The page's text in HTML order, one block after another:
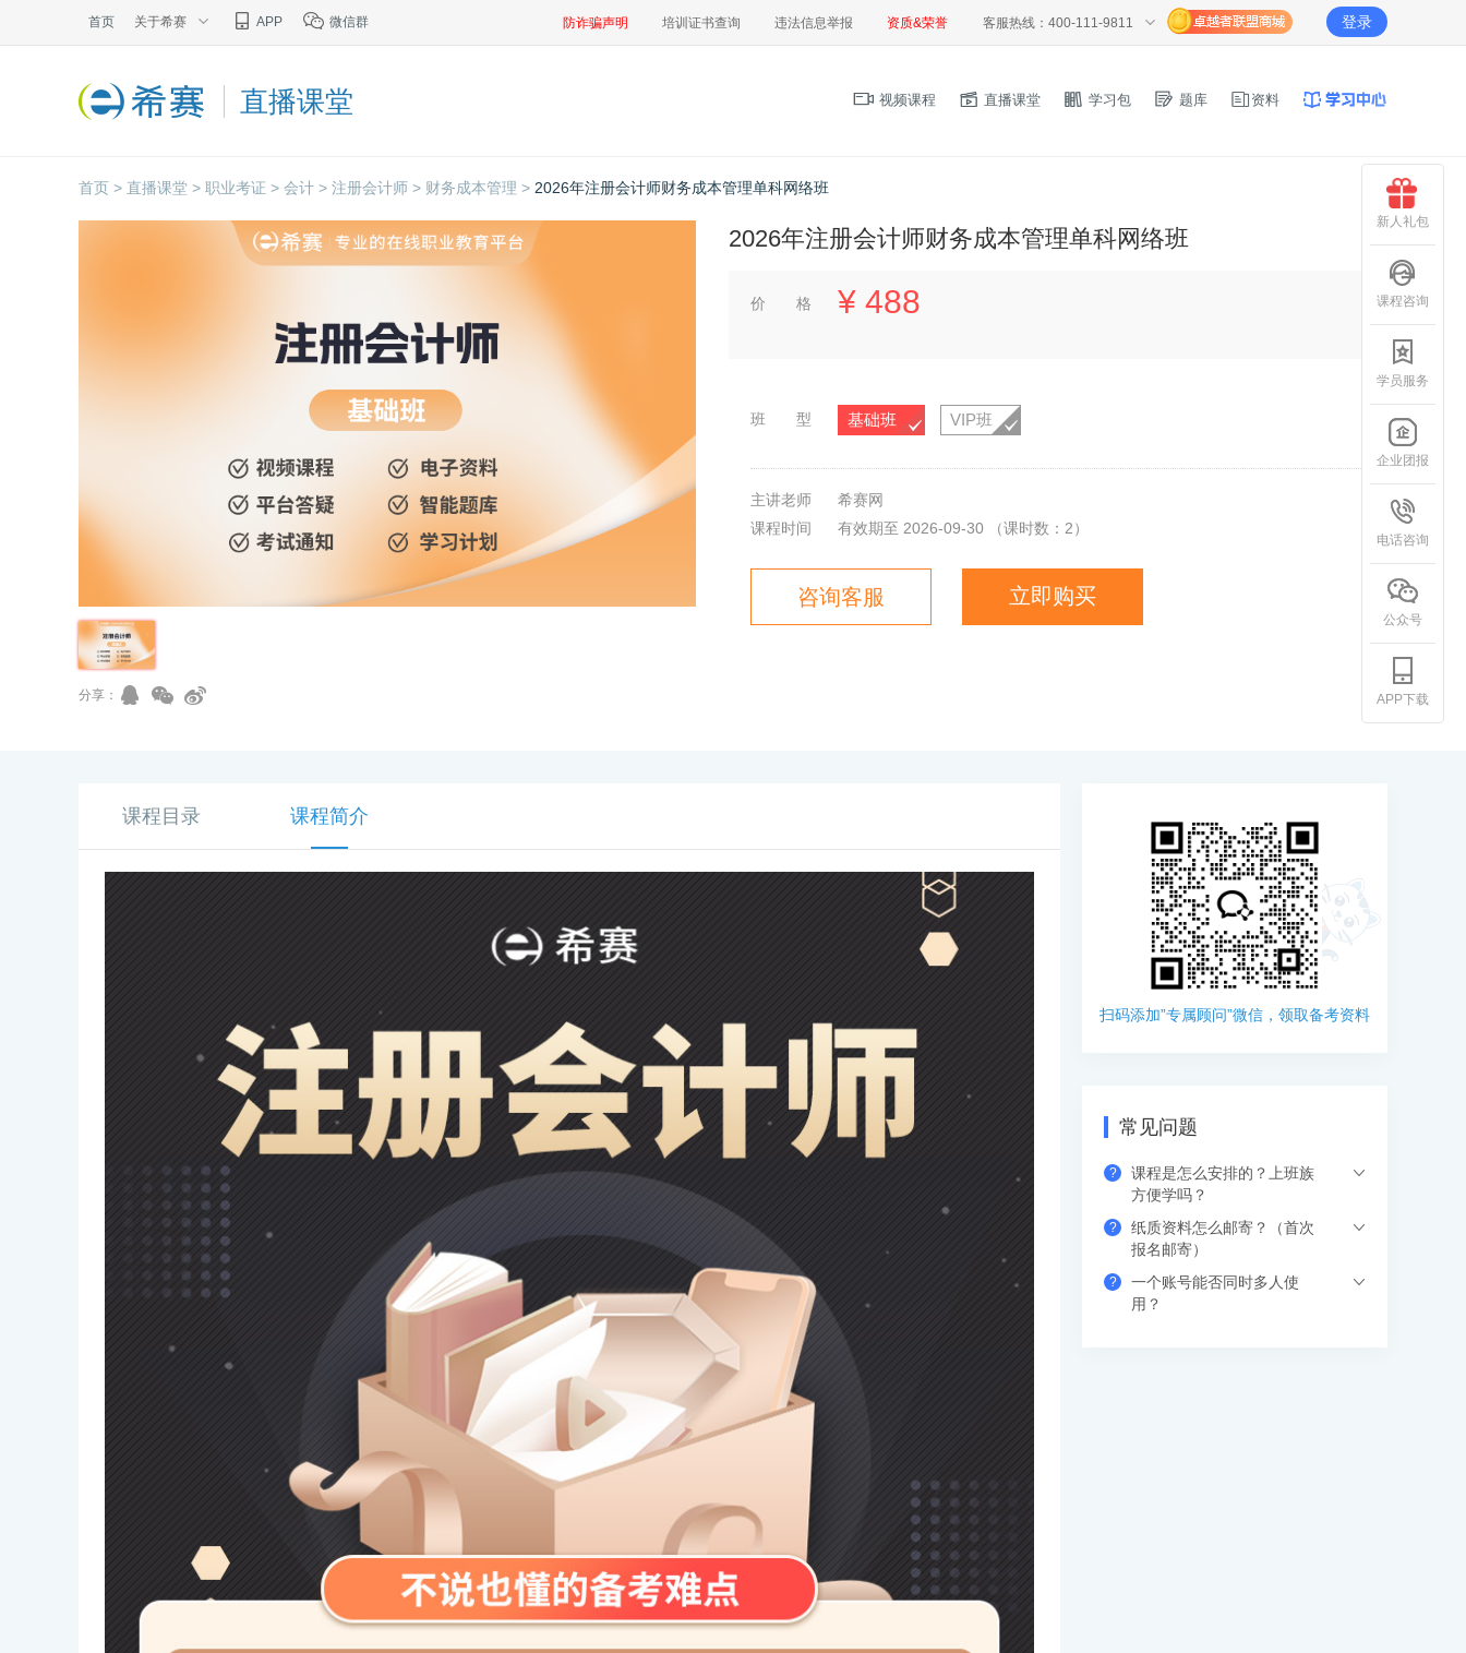
首页 关于希赛 APP 微信群 防诈骗声明 培训证书查询 违法信息举报 资质&荣誉 客服热线：400-111-9811 登录
直播课堂 视频课程 直播课堂 学习包 题库 资料
首页 > 直播课堂 > 职业考证 > 会计 > 注册会计师 > 财务成本管理 > 2026年注册会计师财务成本管理单科网络班
分享：
2026年注册会计师财务成本管理单科网络班
价 格 ¥ 488
班 型 基础班 VIP班
主讲老师
希赛网
课程时间
有效期至 2026-09-30 （课时数： 2）
咨询客服 立即购买
课程目录 课程简介
扫码添加”专属顾问”微信，领取备考资料
常见问题
?
课程是怎么安排的？上班族
方便学吗？
希赛的直播课程都是安排在工作日的晚上
果错过网络课，也可以看回放，可反复进
?
纸质资料怎么邮寄？（首次
报名邮寄）
支付成功后请填写收货地址信息，资料/图
?
一个账号能否同时多人使
用？
新人礼包
课程咨询
学员服务
企业团报
电话咨询
公众号
APP下载